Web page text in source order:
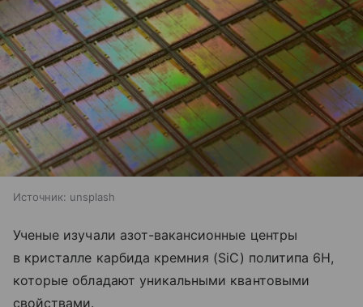
Источник: unsplash
Ученые изучали азот-вакансионные центры
в кристалле карбида кремния (SiC) политипа 6H,
которые обладают уникальными квантовыми
свойствами.